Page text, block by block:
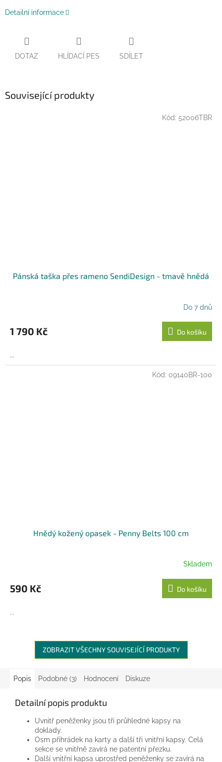
Detailní informace
DOTAZ HLÍDACÍ PES SDÍLET
Související produkty
Pánská taška přes rameno SendiDesign - tmavě hnědá
Do 7 dnů
1 790 Kč Do košíku
...
Kód: 52006TBR
Hnědý kožený opasek - Penny Belts 100 cm
Skladem
590 Kč Do košíku
...
Kód: 09140BR-100
ZOBRAZIT VŠECHNY SOUVISEJÍCÍ PRODUKTY
Popis Podobné (3) Hodnocení Diskuze
Detailní popis produktu
Uvnitř peněženky jsou tři průhledné kapsy na
doklady.
Osm přihrádek na karty a další tři vnitřní kapsy. Celá
sekce se vnitřně zavírá ne patentní přezku.
Další vnitřní kapsa uprostřed peněženky se zavírá na